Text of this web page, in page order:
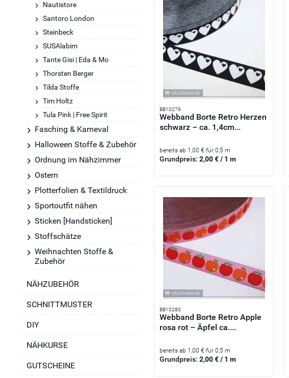
Nautistore
Santoro London
Steinbeck
SUSAlabim
Tante Gisi | Eda & Mo
Thorsten Berger
Tilda Stoffe
Tim Holtz
Tula Pink | Free Spirit
Fasching & Karneval
Halloween Stoffe & Zubehör
Ordnung im Nähzimmer
Ostern
Plotterfolien & Textildruck
Sportoutfit nähen
Sticken [Handsticken]
Stoffschätze
Weihnachten Stoffe &
Zubehör
NÄHZUBEHÖR
SCHNITTMUSTER
DIY
NÄHKURSE
GUTSCHEINE
BB10279
Webband Borte Retro Herzen
schwarz – ca. 1,4cm...
bereits ab 1,00 € für 0,5 m
Grundpreis:2,00 € / 1 m
BB10280
Webband Borte Retro Apple
rosa rot – Äpfel ca....
bereits ab 1,00 € für 0,5 m
Grundpreis:2,00 € / 1 m